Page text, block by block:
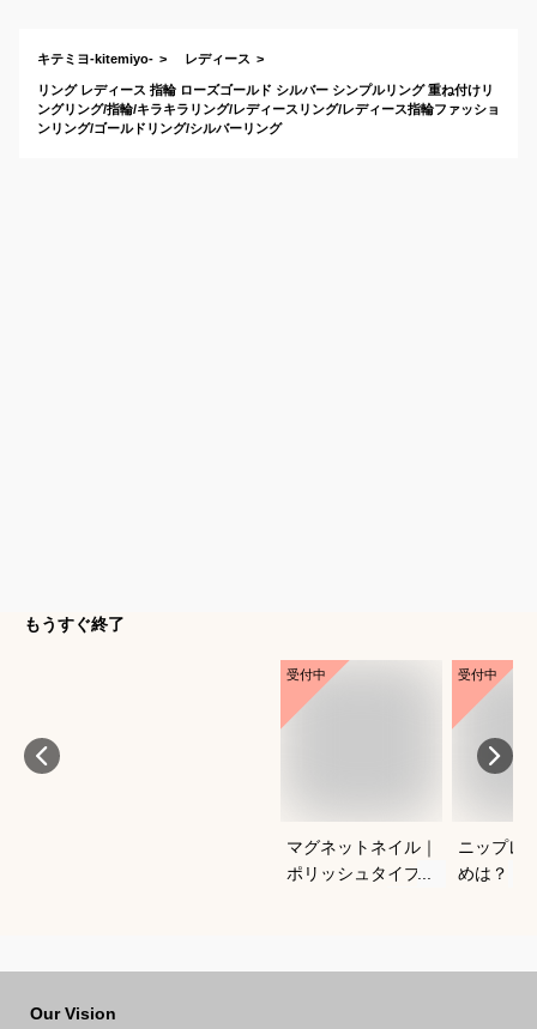
キテミヨ-kitemiyo- レディース
リング レディース 指輪 ローズゴールド シルバー シンプルリング 重ね付けリ
ングリング/指輪/キラキラリング/レディースリング/レディース指輪ファッショ
ンリング/ゴールドリング/シルバーリング
もうすぐ終了
受付中
マグネットネイル｜
ポリッシュタイプで
受付中
ニップレ
めは？
Our Vision